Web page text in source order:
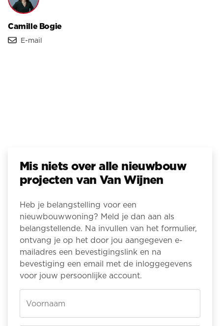
Camille Bogie
E-mail
Mis niets over alle nieuwbouw
projecten van Van Wijnen
Heb je belangstelling voor een
nieuwbouwwoning? Meld je dan aan als
belangstellende. Na invullen van het formulier,
ontvang je op het door jou aangegeven e-
mailadres een bevestigingslink en na
bevestiging een email met de inloggegevens
voor jouw persoonlijke account.
Voornaam